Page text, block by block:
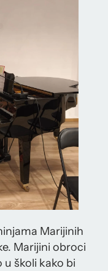
Marijinih
Marijini obroci
školi kako bi